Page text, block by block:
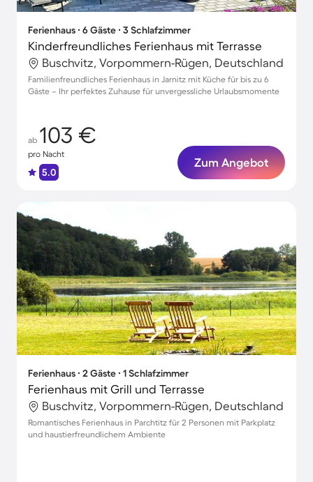
Ferienhaus ∙ 6 Gäste ∙ 3 Schlafzimmer
Kinderfreundliches Ferienhaus mit Terrasse
Buschvitz, Vorpommern-Rügen, Deutschland
Familienfreundliches Ferienhaus in Jarnitz mit Küche für bis zu 6
Gäste – Ihr perfektes Zuhause für unvergessliche Urlaubsmomente
ab 103 €
pro Nacht
5.0
Zum Angebot
Ferienhaus ∙ 2 Gäste ∙ 1 Schlafzimmer
Ferienhaus mit Grill und Terrasse
Buschvitz, Vorpommern-Rügen, Deutschland
Romantisches Ferienhaus in Parchtitz für 2 Personen mit Parkplatz
und haustierfreundlichem Ambiente